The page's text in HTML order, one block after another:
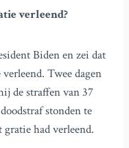
verleend?
Biden en zei dat
Twee dagen
de straffen van 37
stonden te
gratie had verleend.